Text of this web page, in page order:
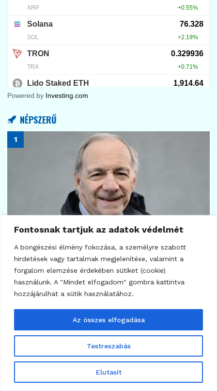
Fontosnak tartjuk az adatok védelmét
A böngészési élmény fokozása, a személyre szabott
hirdetések vagy tartalmak megjelenítése, valamint a
forgalom elemzése érdekében sütiket (cookie)
használunk. A "Mindet elfogadom" gombra kattintva
hozzájárulhat a sütik használatához.
Testreszabás
Elutasít
Az összes elfogadása
66
kriptovaluta ár előrejelzés
Legjobb kriptovaluta befektetések – legnagyobb
nyertesek a héten